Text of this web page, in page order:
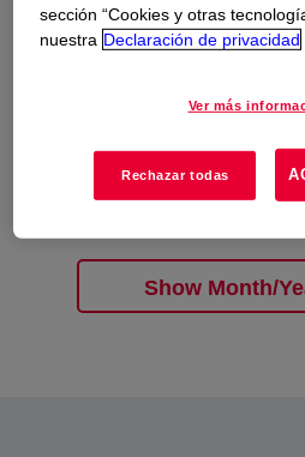
comunicación y
Escríbenos. Para más
Comunicación de
Show Month/
sección “Cookies y otras
nuestra Declaración de privacidad
Ver más
Rechazar todas